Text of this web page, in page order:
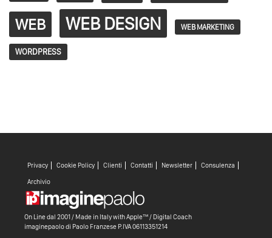
WEB WEB DESIGN WEB MARKETING
WORDPRESS
Privacy Cookie Policy Clienti Contatti Newsletter Consulenza
Archivio
On Line dal 2001 / Made in Italy withApple™ / Digital Coach
imaginepaolo di Paolo Franzese P.IVA 06113351214